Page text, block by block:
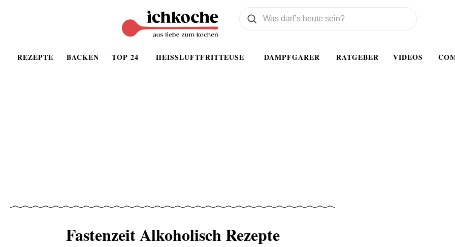
REZEPTE BACKEN TOP 24 HEISSLUFTFRITTEUSE DAMPFGARER RATGEBER VIDEOS
Was wollen Sie suchen
Suchen
Fastenzeit Alkoholisch Rezepte